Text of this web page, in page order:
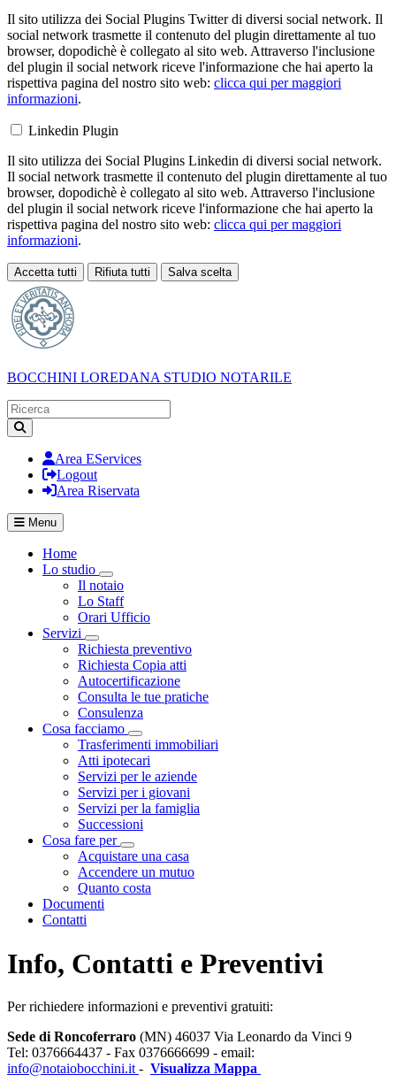
Il sito utilizza dei Social Plugins Twitter di diversi social network. Il
social network trasmette il contenuto del plugin direttamente al tuo
browser, dopodichè è collegato al sito web. Attraverso l'inclusione
del plugin il social network riceve l'informazione che hai aperto la
rispettiva pagina del nostro sito web: clicca qui per maggiori
informazioni.
Linkedin Plugin
Il sito utilizza dei Social Plugins Linkedin di diversi social network.
Il social network trasmette il contenuto del plugin direttamente al tuo
browser, dopodichè è collegato al sito web. Attraverso l'inclusione
del plugin il social network riceve l'informazione che hai aperto la
rispettiva pagina del nostro sito web: clicca qui per maggiori
informazioni.
Accetta tutti Rifiuta tutti Salva scelta
Loading...
BOCCHINI LOREDANA STUDIO NOTARILE
Area EServices
Logout
Area Riservata
Menu
Home
Lo studio
Visualizza menù di secondo livello
Il notaio
Lo Staff
Orari Ufficio
Servizi
Visualizza menù di secondo livello
Richiesta preventivo
Richiesta Copia atti
Autocertificazione
Consulta le tue pratiche
Consulenza
Cosa facciamo
Visualizza menù di secondo livello
Trasferimenti immobiliari
Atti ipotecari
Servizi per le aziende
Servizi per i giovani
Servizi per la famiglia
Successioni
Cosa fare per
Visualizza menù di secondo livello
Acquistare una casa
Accendere un mutuo
Quanto costa
Documenti
Contatti
Info, Contatti e Preventivi
Per richiedere informazioni e preventivi gratuiti:
Sede di Roncoferraro (MN) 46037 Via Leonardo da Vinci 9
Tel: 0376664437 - Fax 0376666699 - email:
info@notaiobocchini.it - Visualizza Mappa